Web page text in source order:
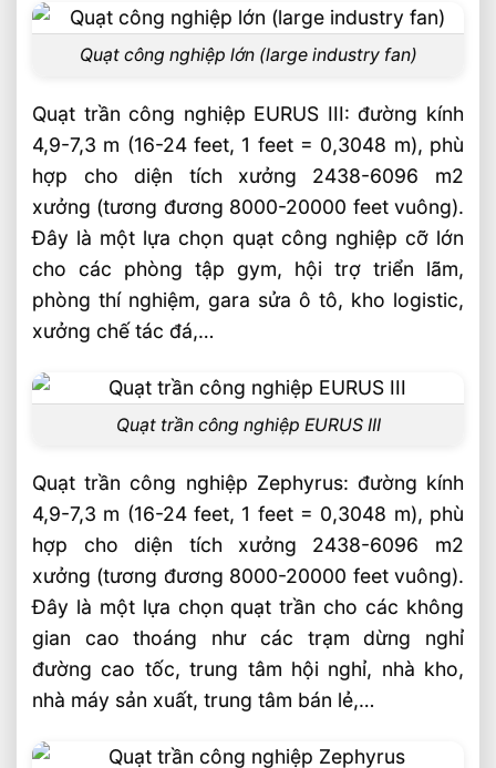
Quạt công nghiệp lớn (large industry fan)
Quạt trần công nghiệp EURUS III: đường kính
4,9-7,3 m (16-24 feet, 1 feet = 0,3048 m), phù
hợp cho diện tích xưởng 2438-6096 m2
xưởng (tương đương 8000-20000 feet vuông).
Đây là một lựa chọn quạt công nghiệp cỡ lớn
cho các phòng tập gym, hội trợ triển lãm,
phòng thí nghiệm, gara sửa ô tô, kho logistic,
xưởng chế tác đá,…
Quạt trần công nghiệp EURUS III
Quạt trần công nghiệp Zephyrus: đường kính
4,9-7,3 m (16-24 feet, 1 feet = 0,3048 m), phù
hợp cho diện tích xưởng 2438-6096 m2
xưởng (tương đương 8000-20000 feet vuông).
Đây là một lựa chọn quạt trần cho các không
gian cao thoáng như các trạm dừng nghỉ
đường cao tốc, trung tâm hội nghỉ, nhà kho,
nhà máy sản xuất, trung tâm bán lẻ,…